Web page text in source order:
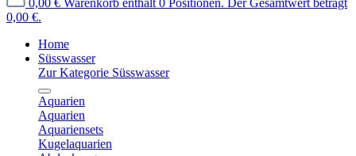
0,00 € Warenkorb enthält 0 Positionen. Der Gesamtwert beträgt
0,00 €.
Home
Süsswasser
Zur Kategorie Süsswasser
Aquarien
Aquarien
Aquariensets
Kugelaquarien